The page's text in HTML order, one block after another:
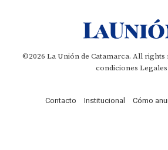
©2026 La Unión de Catamarca. All rights
condiciones Legales
Contacto Institucional Cómo